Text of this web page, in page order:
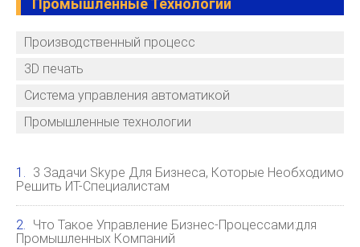
Промышленные Технологии
Производственный процесс
3D печать
Система управления автоматикой
Промышленные технологии
3 Задачи Skype Для Бизнеса, Которые Необходимо
Решить ИТ-Специалистам
Что Такое Управление Бизнес-Процессами:для
Промышленных Компаний